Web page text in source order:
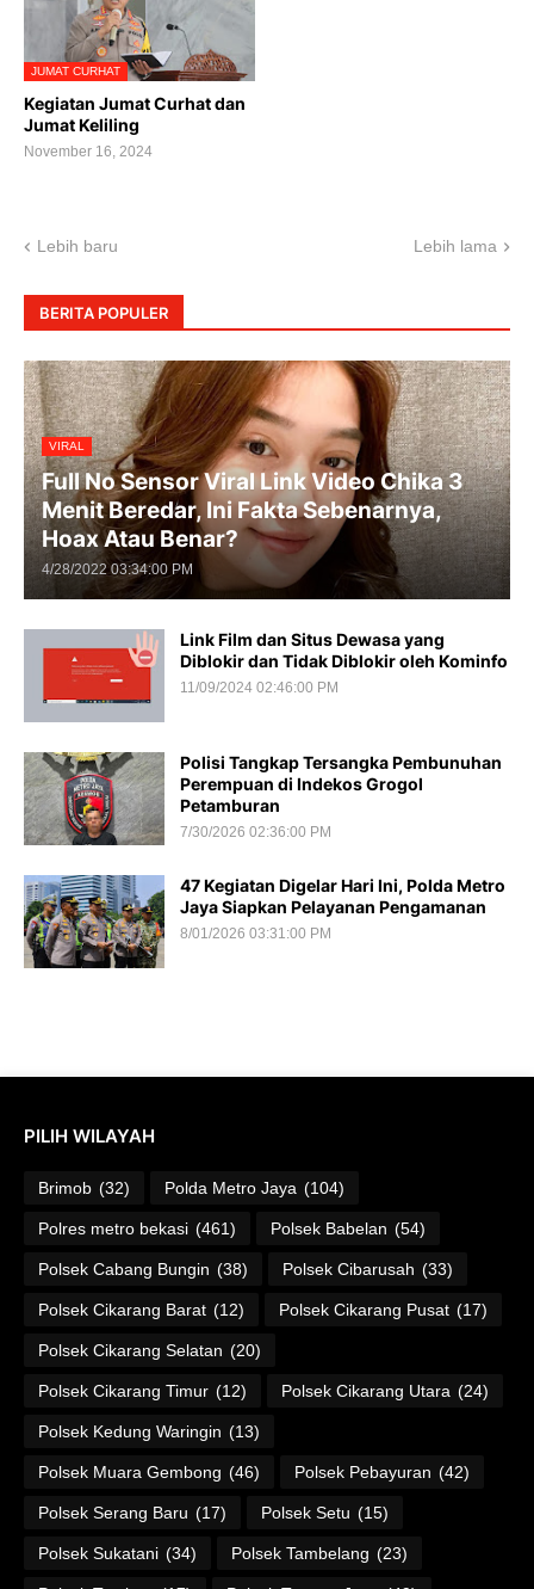
JUMAT CURHAT
Kegiatan Jumat Curhat dan
Jumat Keliling
November 16, 2024
Lebih baru Lebih lama
BERITA POPULER
VIRAL
Full No Sensor Viral Link Video Chika 3
Menit Beredar, Ini Fakta Sebenarnya,
Hoax Atau Benar?
4/28/2022 03:34:00 PM
Link Film dan Situs Dewasa yang
Diblokir dan Tidak Diblokir oleh Kominfo
11/09/2024 02:46:00 PM
Polisi Tangkap Tersangka Pembunuhan
Perempuan di Indekos Grogol
Petamburan
7/30/2026 02:36:00 PM
47 Kegiatan Digelar Hari Ini, Polda Metro
Jaya Siapkan Pelayanan Pengamanan
8/01/2026 03:31:00 PM
PILIH WILAYAH
Brimob (32) Polda Metro Jaya (104)
Polres metro bekasi (461) Polsek Babelan (54)
Polsek Cabang Bungin (38) Polsek Cibarusah (33)
Polsek Cikarang Barat (12) Polsek Cikarang Pusat (17)
Polsek Cikarang Selatan (20)
Polsek Cikarang Timur (12) Polsek Cikarang Utara (24)
Polsek Kedung Waringin (13)
Polsek Muara Gembong (46) Polsek Pebayuran (42)
Polsek Serang Baru (17) Polsek Setu (15)
Polsek Sukatani (34) Polsek Tambelang (23)